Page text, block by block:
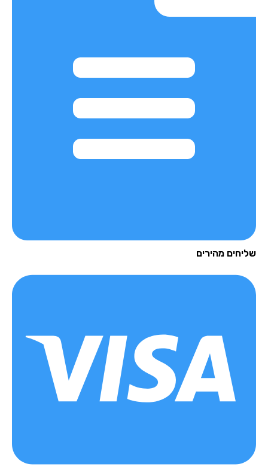
מהירים